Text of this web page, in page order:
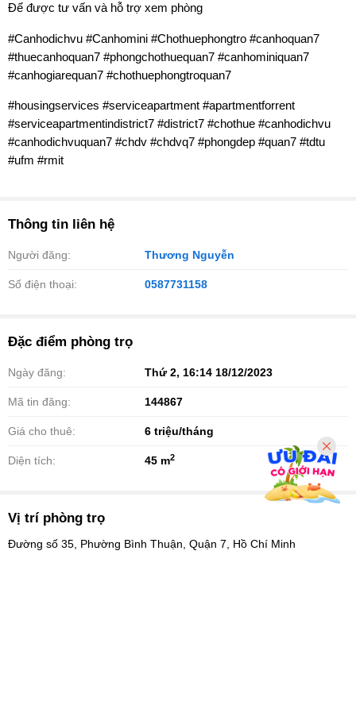
Để được tư vấn và hỗ trợ xem phòng
#Canhodichvu #Canhomini #Chothuephongtro #canhoquan7
#thuecanhoquan7 #phongchothuequan7 #canhominiquan7
#canhogiarequan7 #chothuephongtroquan7
#housingservices #serviceapartment #apartmentforrent
#serviceapartmentindistrict7 #district7 #chothue #canhodichvu
#canhodichvuquan7 #chdv #chdvq7 #phongdep #quan7 #tdtu
#ufm #rmit
Thông tin liên hệ
Người đăng: Thương Nguyễn
Số điện thoại: 0587731158
Đặc điểm phòng trọ
Ngày đăng: Thứ 2, 16:14 18/12/2023
Mã tin đăng: 144867
Giá cho thuê: 6 triệu/tháng
Diện tích: 45 m2
Vị trí phòng trọ
Đường số 35, Phường Bình Thuận, Quận 7, Hồ Chí Minh